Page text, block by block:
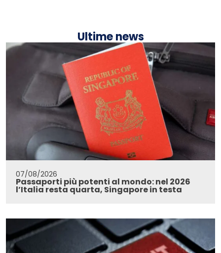
Ultime news
07/08/2026
Passaporti più potenti al mondo: nel 2026
l’Italia resta quarta, Singapore in testa